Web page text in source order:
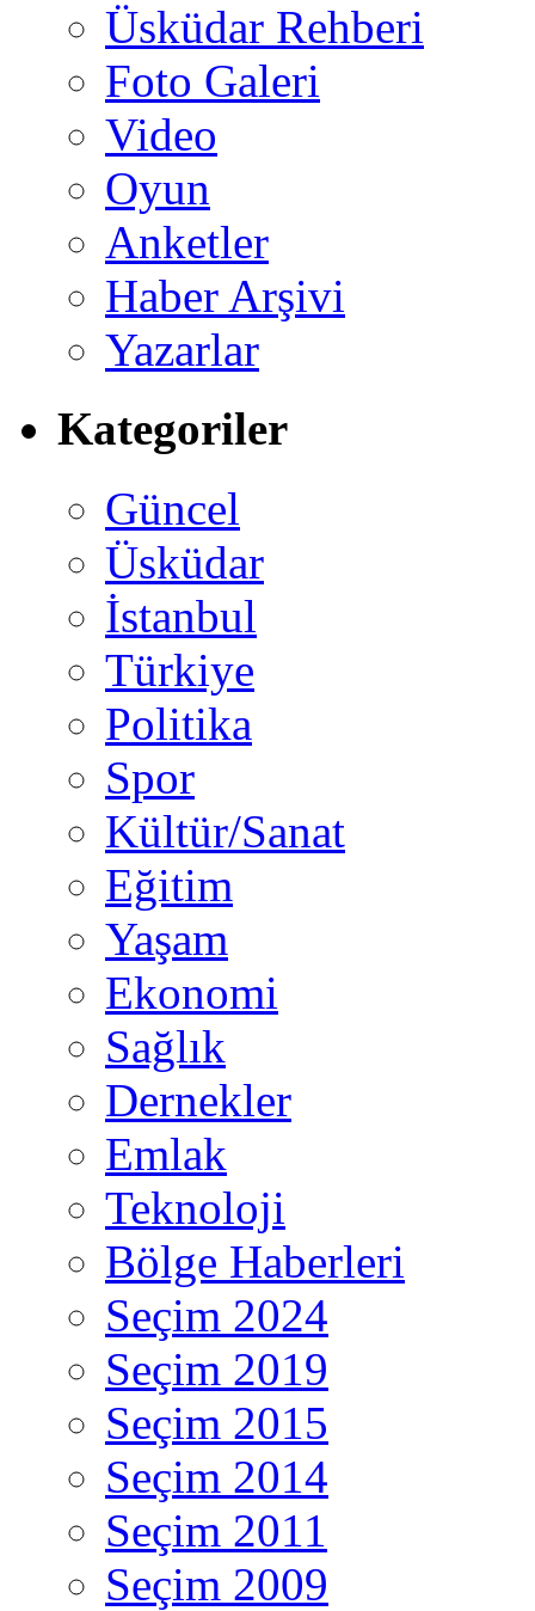
Üsküdar Rehberi
Foto Galeri
Video
Oyun
Anketler
Haber Arşivi
Yazarlar
Kategoriler
Güncel
Üsküdar
İstanbul
Türkiye
Politika
Spor
Kültür/Sanat
Eğitim
Yaşam
Ekonomi
Sağlık
Dernekler
Emlak
Teknoloji
Bölge Haberleri
Seçim 2024
Seçim 2019
Seçim 2015
Seçim 2014
Seçim 2011
Seçim 2009